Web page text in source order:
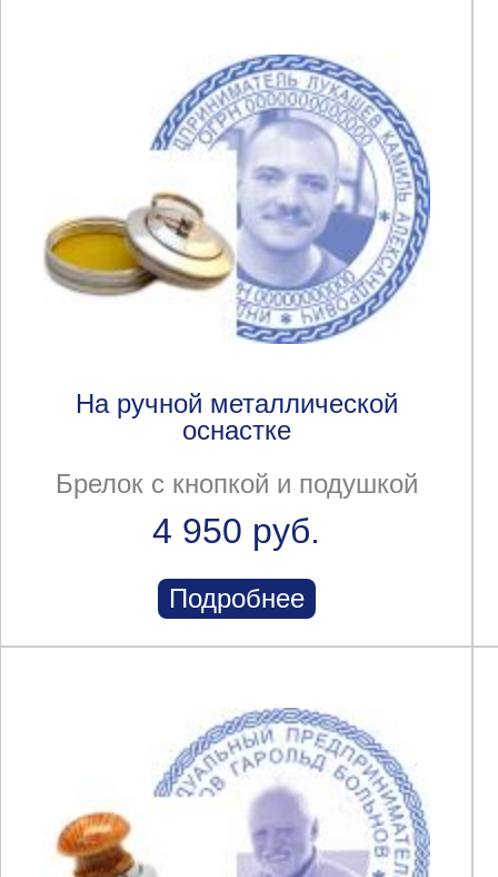
На ручной металлической
оснастке
Брелок с кнопкой и подушкой
4 950 руб.
Подробнее